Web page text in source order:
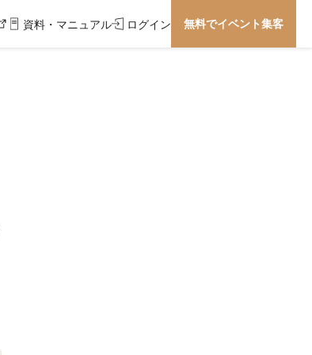
資料・マニュアル ログイン 無料でイベント集客